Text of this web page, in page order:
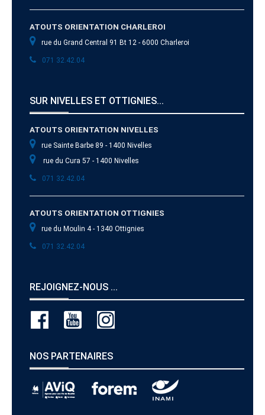
ATOUTS ORIENTATION CHARLEROI
rue du Grand Central 91 Bt 12 - 6000 Charleroi
071 32.42.04
SUR NIVELLES ET OTTIGNIES...
ATOUTS ORIENTATION NIVELLES
rue Sainte Barbe 89 - 1400 Nivelles
rue du Cura 57 - 1400 Nivelles
071 32.42.04
ATOUTS ORIENTATION OTTIGNIES
rue du Moulin 4 - 1340 Ottignies
071 32.42.04
REJOIGNEZ-NOUS ...
NOS PARTENAIRES